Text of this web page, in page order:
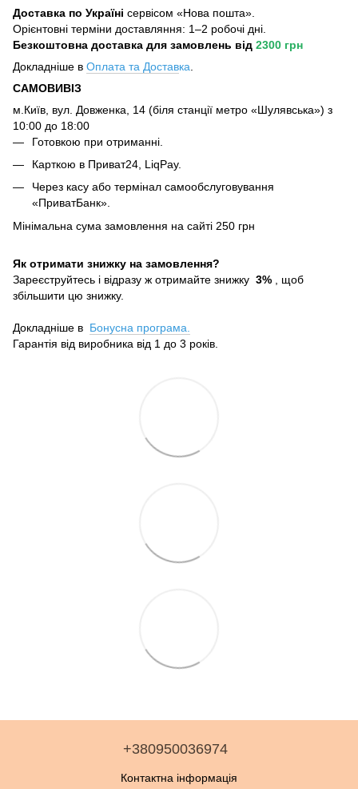
Доставка по Україні сервісом «Нова пошта».
Орієнтовні терміни доставляння: 1–2 робочі дні.
Безкоштовна доставка для замовлень від 2300 грн
Докладніше в Оплата та Доставка
САМОВИВІЗ
м.Київ, вул. Довженка, 14 (біля станції метро «Шулявська») з
10:00 до 18:00
Готовкою при отриманні.
Карткою в Приват24, LiqPay.
Через касу або термінал самообслуговування
«ПриватБанк».
Мінімальна сума замовлення на сайті 250 грн
Як отримати знижку на замовлення?
Зареєструйтесь і відразу ж отримайте знижку 3% , щоб
збільшити цю знижку.
Докладніше в Бонусна програма.
Гарантія від виробника від 1 до 3 років.
+380950036974
Контактна інформація